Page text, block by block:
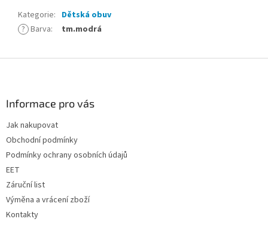
Kategorie: Dětská obuv
? Barva: tm.modrá
Informace pro vás
Jak nakupovat
Obchodní podmínky
Podmínky ochrany osobních údajů
EET
Záruční list
Výměna a vrácení zboží
Kontakty